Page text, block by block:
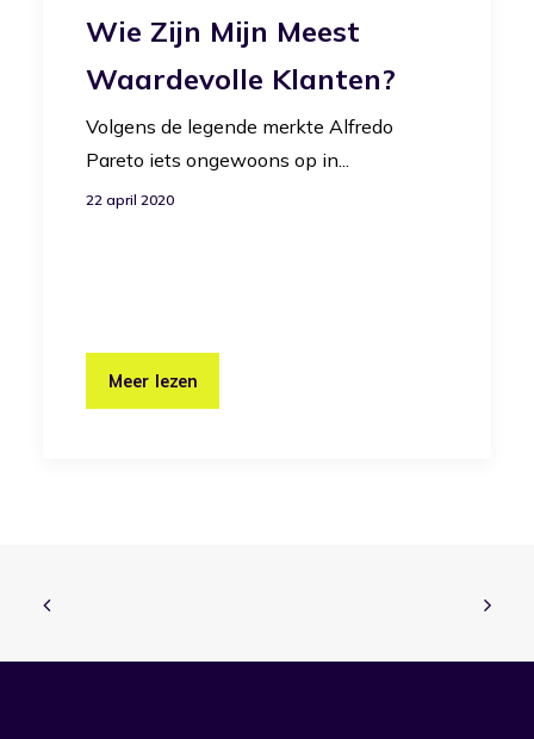
Wie Zijn Mijn Meest
Waardevolle Klanten?
Volgens de legende merkte Alfredo
Pareto iets ongewoons op in...
22 april 2020
Meer lezen